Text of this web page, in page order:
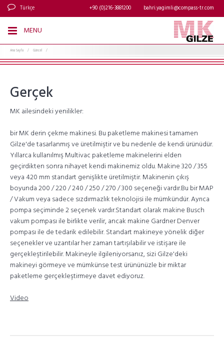
Türkçe bahri.yagimli@compass-tr.com
+90 (0)216-3881200
MENU
Ana Sayfa / Güncel /
Gerçek
MK ailesindeki yenilikler:
bir MK derin çekme makinesi. Bu paketleme makinesi tamamen
Gilze'de tasarlanmış ve üretilmiştir ve bu nedenle de kendi ürünüdür.
Yıllarca kullanılmış Multivac paketleme makinelerini elden
geçirdikten sonra nihayet kendi makinemiz oldu. Makine 320 / 355
veya 420 mm standart genişlikte üretilmiştir. Makinenin çıkış
boyunda 200 / 220 / 240 / 250 / 270 / 300 seçeneği vardır.Bu bir MAP
/ Vakum veya sadece sızdırmazlık teknolojisi ile mümkündür. Ayrıca
pompa seçiminde 2 seçenek vardır.Standart olarak makine Busch
vakum pompası ile birlikte verilir, ancak makine Gardner Denver
pompası ile de tedarik edilebilir. Standart makineye yönelik diğer
seçenekler ve uzantılar her zaman tartışılabilir ve istişare ile
gerçekleştirilebilir. Makineyle ilgileniyorsanız, sizi Gilze'deki
makineyi görmeye ve mümkünse test ürününüzle bir miktar
paketleme gerçekleştirmeye davet ediyoruz.
Video